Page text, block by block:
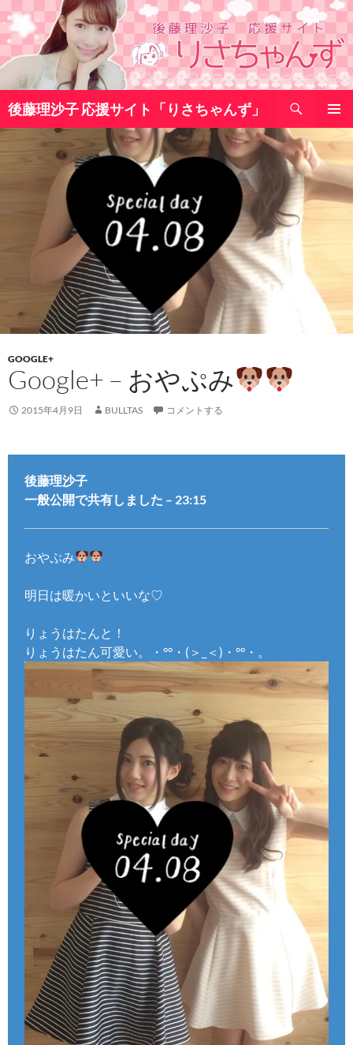
コ
ン
テ
ン
へ
ス
後藤理沙子 応援サイト「りさちゃんず」
索
GOOGLE+
Google+ – おやぷみ
2015年4月9日 BULLTAS コメントする
後藤理沙子
一般公開で共有しました – 23:15
おやぷみ
明日は暖かいといいな♡
りょうはたんと！
りょうはたん可愛い。・°°・(＞_＜)・°°・。